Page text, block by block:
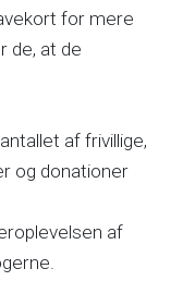
for mere
de, at de
af frivillige,
og donationer
af